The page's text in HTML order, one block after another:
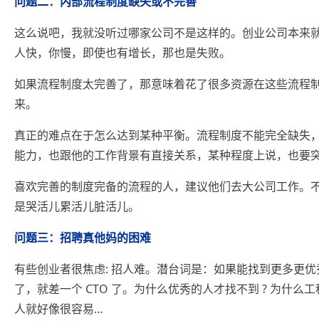
这么说吧，我就没听过哪家公司不是这样的。创业公司本
人快，你慢，即使也有增长，那也是失败。
如果流程制度太完善了，那意味着花了很多资源在这些流
来。
真正的难点在于怎么达到某种平衡。流程制度不能完全缺
能力，也跟他的工作背景有直接关系，某种程度上说，也要
喜欢完善的制度完备的流程的人，建议他们去大公司工作
是哭活儿累活儿脏活儿。
问题三：招聘真他妈的困难
有些创业者很焦虑: 招人难。潜台词是：如果能找到更多更
了，就差一个 CTO 了。为什么优秀的人才找不到 ? 为什么
人就好像很容易…